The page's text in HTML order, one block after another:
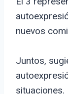
nuevos
Juntos,
situaciones.